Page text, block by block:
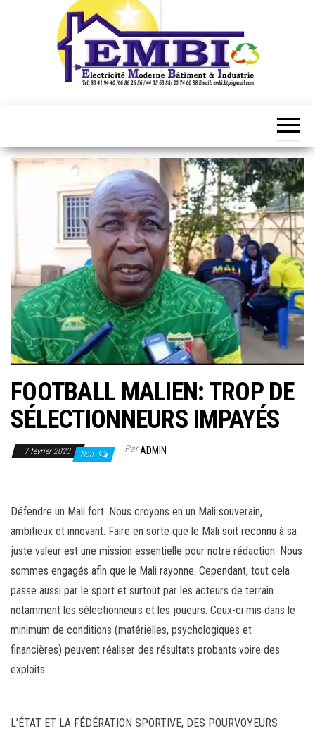
FOOTBALL MALIEN: TROP DE
SÉLECTIONNEURS IMPAYÉS
7 février 2023 Non ParADMIN
Défendre un Mali fort. Nous croyons en un Mali souverain,
ambitieux et innovant. Faire en sorte que le Mali soit reconnu à sa
juste valeur est une mission essentielle pour notre rédaction.​ Nous
sommes engagés afin que le Mali rayonne. Cependant, tout cela
passe aussi par le sport et surtout par les acteurs de terrain
notamment les sélectionneurs et les joueurs. Ceux-ci mis dans le
minimum de conditions (matérielles, psychologiques et
financières) peuvent réaliser des résultats probants voire des
exploits.
L’ÉTAT ET LA FÉDÉRATION SPORTIVE, DES POURVOYEURS